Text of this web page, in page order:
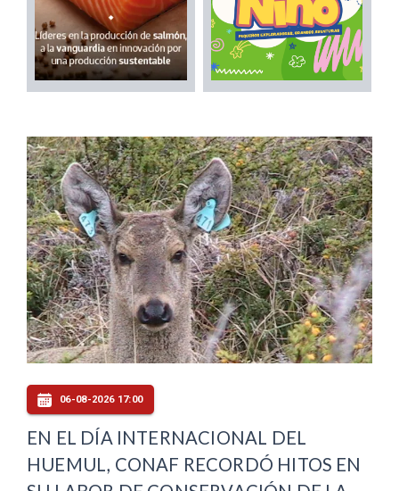
06-08-2026 17:00
EN EL DÍA INTERNACIONAL DEL
HUEMUL, CONAF RECORDÓ HITOS EN